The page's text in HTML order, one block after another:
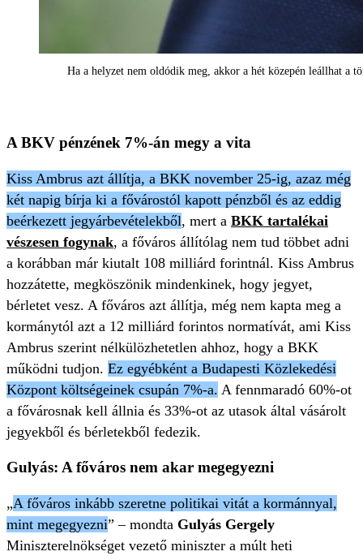
Ha a helyzet nem oldódik meg, akkor a hét közepén leállhat a
A BKV pénzének 7%-án megy a vita
Kiss Ambrus azt állítja, a BKK november 25-ig, azaz még
két napig bírja ki a fővárostól kapott pénzből és az eddig
beérkezett jegyárbevételekből, mert a BKK tartalékai
vészesen fogynak, a főváros állítólag nem tud többet adni
a korábban már kiutalt 108 milliárd forintnál. Kiss Ambrus
hozzátette, megköszönik mindenkinek, hogy jegyet,
bérletet vesz. A főváros azt állítja, még nem kapta meg a
kormánytól azt a 12 milliárd forintos normatívát, ami Kiss
Ambrus szerint nélkülözhetetlen ahhoz, hogy a BKK
működni tudjon. Ez egyébként a Budapesti Közlekedési
Központ költségeinek csupán 7%-a. A fennmaradó 60%-ot
a fővárosnak kell állnia és 33%-ot az utasok által vásárolt
jegyekből és bérletekből fedezik.
Gulyás: A főváros nem akar megegyezni
„A főváros inkább szeretne politikai vitát a kormánnyal,
mint megegyezni” – mondta Gulyás Gergely
Miniszterelnökséget vezető miniszter a múlt heti